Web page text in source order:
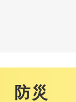
防災